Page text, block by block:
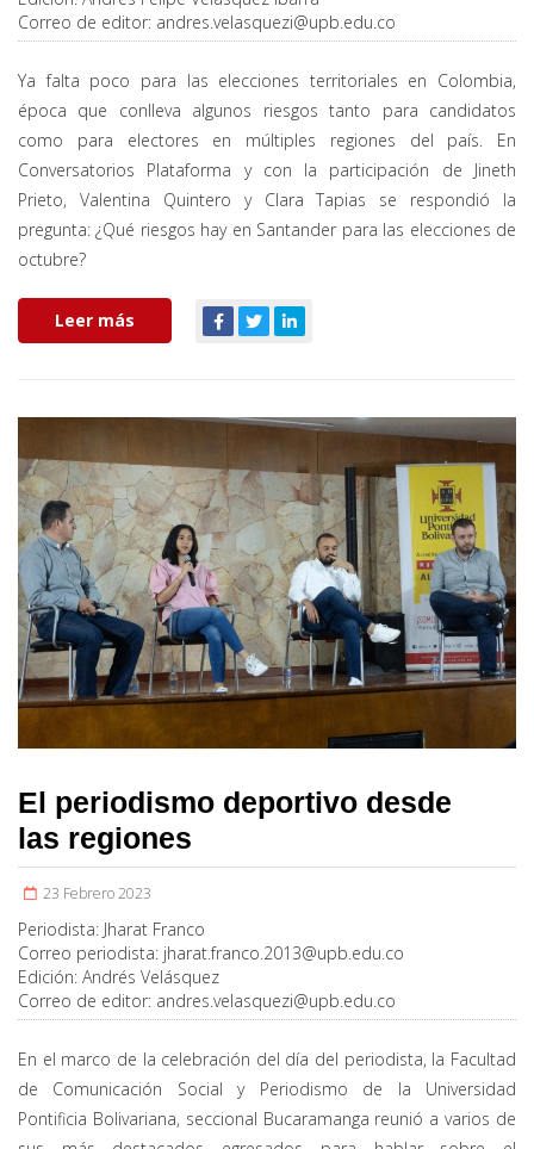
Correo de editor: andres.velasquezi@upb.edu.co
Ya falta poco para las elecciones territoriales en Colombia,
época que conlleva algunos riesgos tanto para candidatos
como para electores en múltiples regiones del país. En
Conversatorios Plataforma y con la participación de Jineth
Prieto, Valentina Quintero y Clara Tapias se respondió la
pregunta: ¿Qué riesgos hay en Santander para las elecciones de
octubre?
Leer más
El periodismo deportivo desde
las regiones
23 Febrero 2023
Periodista: Jharat Franco
Correo periodista: jharat.franco.2013@upb.edu.co
Edición: Andrés Velásquez
Correo de editor: andres.velasquezi@upb.edu.co
En el marco de la celebración del día del periodista, la Facultad
de Comunicación Social y Periodismo de la Universidad
Pontificia Bolivariana, seccional Bucaramanga reunió a varios de